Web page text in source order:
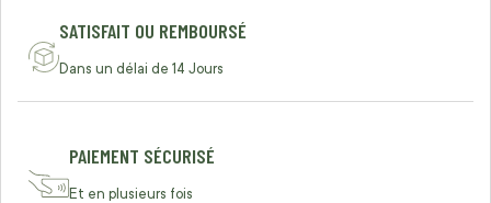
SATISFAIT OU REMBOURSÉ
Dans un délai de 14 Jours
PAIEMENT SÉCURISÉ
Et en plusieurs fois